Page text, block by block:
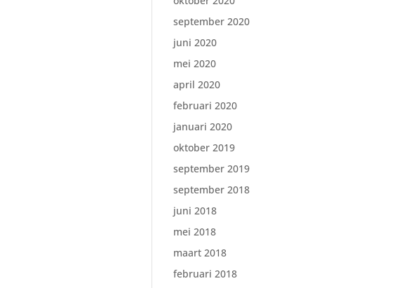
september 2020
juni 2020
mei 2020
april 2020
februari 2020
januari 2020
oktober 2019
september 2019
september 2018
juni 2018
mei 2018
maart 2018
februari 2018